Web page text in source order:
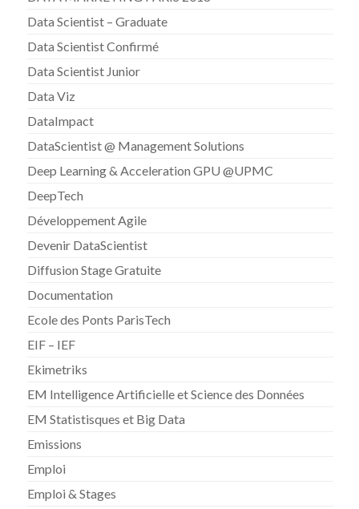
Data Scientist – Graduate
Data Scientist Confirmé
Data Scientist Junior
Data Viz
DataImpact
DataScientist @ Management Solutions
Deep Learning & Acceleration GPU @UPMC
DeepTech
Développement Agile
Devenir DataScientist
Diffusion Stage Gratuite
Documentation
Ecole des Ponts ParisTech
EIF – IEF
Ekimetriks
EM Intelligence Artificielle et Science des Données
EM Statistisques et Big Data
Emissions
Emploi
Emploi & Stages